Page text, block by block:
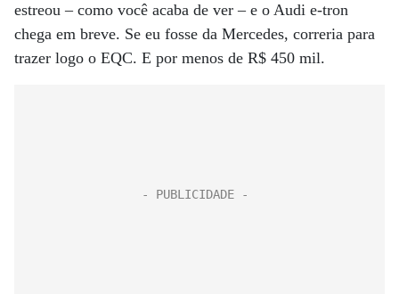
estreou – como você acaba de ver – e o Audi e-tron
chega em breve. Se eu fosse da Mercedes, correria para
trazer logo o EQC. E por menos de R$ 450 mil.